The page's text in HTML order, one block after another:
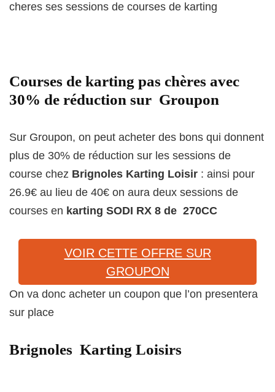
cheres ses sessions de courses de karting
Courses de karting pas chères avec
30% de réduction sur Groupon
Sur Groupon, on peut acheter des bons qui donnent
plus de 30% de réduction sur les sessions de
course chez Brignoles Karting Loisir : ainsi pour
26.9€ au lieu de 40€ on aura deux sessions de
courses en karting SODI RX 8 de 270CC
VOIR CETTE OFFRE SUR
GROUPON
On va donc acheter un coupon que l’on presentera
sur place
Brignoles Karting Loisirs